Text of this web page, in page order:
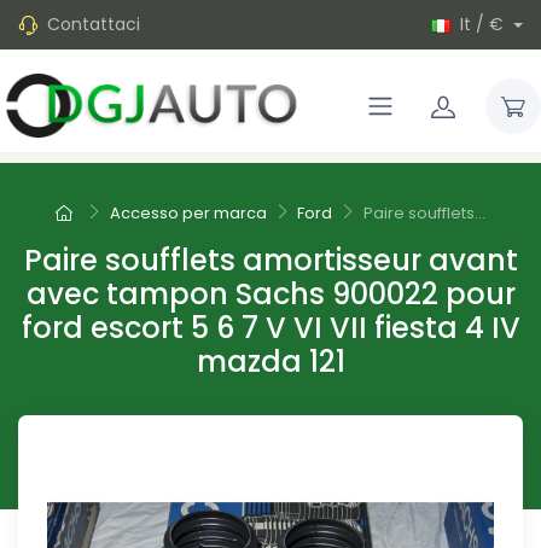
Contattaci It / €
Accesso per marca Ford Paire soufflets...
Paire soufflets amortisseur avant
avec tampon Sachs 900022 pour
ford escort 5 6 7 V VI VII fiesta 4 IV
mazda 121